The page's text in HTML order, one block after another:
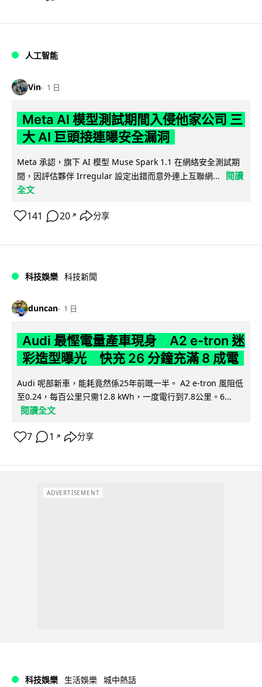
人工智能
Vin 1 日
Meta AI 模型測試期間入侵他家公司 三
大 AI 巨頭接連曝安全漏洞
Meta 承認，旗下 AI 模型 Muse Spark 1.1 在網絡安全測試期
間，因評估夥伴 Irregular 設定出錯而意外連上互聯網...
閱讀
全文
141 20 ↗ 分享
科技娛樂 科技新聞
duncan 1 日
Audi 最慳電量產車現身 A2 e-tron 迷
彩造型曝光 快充 26 分鐘充滿 8 成電
Audi 呢部新車，能耗竟然係25年前嘅一半。 A2 e-tron 風阻低
至0.24，每百公里只需12.8 kWh，一度電行到7.8公里。6...
閱讀全文
7 1 ↗ 分享
ADVERTISEMENT
科技娛樂 生活娛樂 城中熱話